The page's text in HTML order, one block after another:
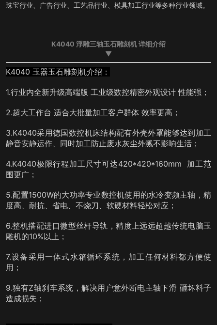
珠宝行业、广告行业、工艺品行业、模具加工行业等多种行业领域。
K4040 浮雕三轴玉石雕刻机 详细介绍
▼
K4040 玉器玉石雕刻机介绍：
1.行业内全新升级高端版 工业级数控精密外观设计 性能强；
2.超大工作台 适合大批量加工客户群体 效率更高；
3.K4040采用德国数控机床结构配有外壳外罩能够达到加工
静音安静运作、同时加工防止废水灰尘外溅不影响生活；
4.K4040极限行程加工尺寸可达420*420*160mm 加工范
围更广；
5.配置1500W的大功率专业数控机使用的水冷变频主轴，精
度高、耐抗、省电、不烧刀、软硬材料轻松对应；
6.整机搭配进口微型丝杆导轨，精度上远远超越传统电脑玉
雕机的10%以上；
7.设备采用一体式水箱循环系统，加工任何材料都方便使
用；
9.独有Z轴刹车系统，解决用户意外断电主轴下滑 砸坏料子
造成损失；